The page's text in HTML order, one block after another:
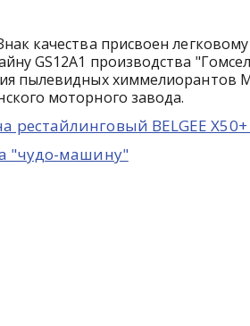
качества присвоен
GS12А1 производства
пылевидных
моторного завода.
BELGEE X50+
"чудо-машину"